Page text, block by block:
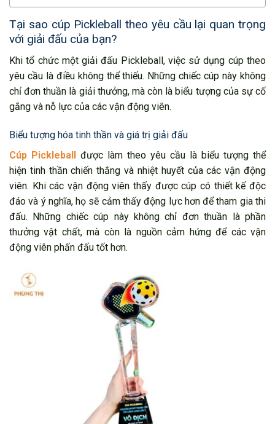
Tại sao cúp Pickleball theo yêu cầu lại quan trọng
với giải đấu của bạn?
Khi tổ chức một giải đấu Pickleball, việc sử dụng cúp theo
yêu cầu là điều không thể thiếu. Những chiếc cúp này không
chỉ đơn thuần là giải thưởng, mà còn là biểu tượng của sự cố
gắng và nỗ lực của các vận động viên.
Biểu tượng hóa tinh thần và giá trị giải đấu
Cúp Pickleball được làm theo yêu cầu là biểu tượng thể
hiện tinh thần chiến thắng và nhiệt huyết của các vận động
viên. Khi các vận động viên thấy được cúp có thiết kế độc
đáo và ý nghĩa, họ sẽ cảm thấy động lực hơn để tham gia thi
đấu. Những chiếc cúp này không chỉ đơn thuần là phần
thưởng vật chất, mà còn là nguồn cảm hứng để các vận
động viên phấn đấu tốt hơn.